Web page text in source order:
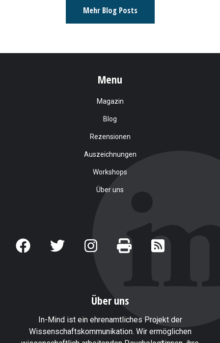
Mehr Blog Posts
Menu
Magazin
Blog
Rezensionen
Auszeichnungen
Workshops
Über uns
Über uns
In-Mind ist ein ehrenamtliches Projekt der
Wissenschaftskommunikation. Wir ermöglichen